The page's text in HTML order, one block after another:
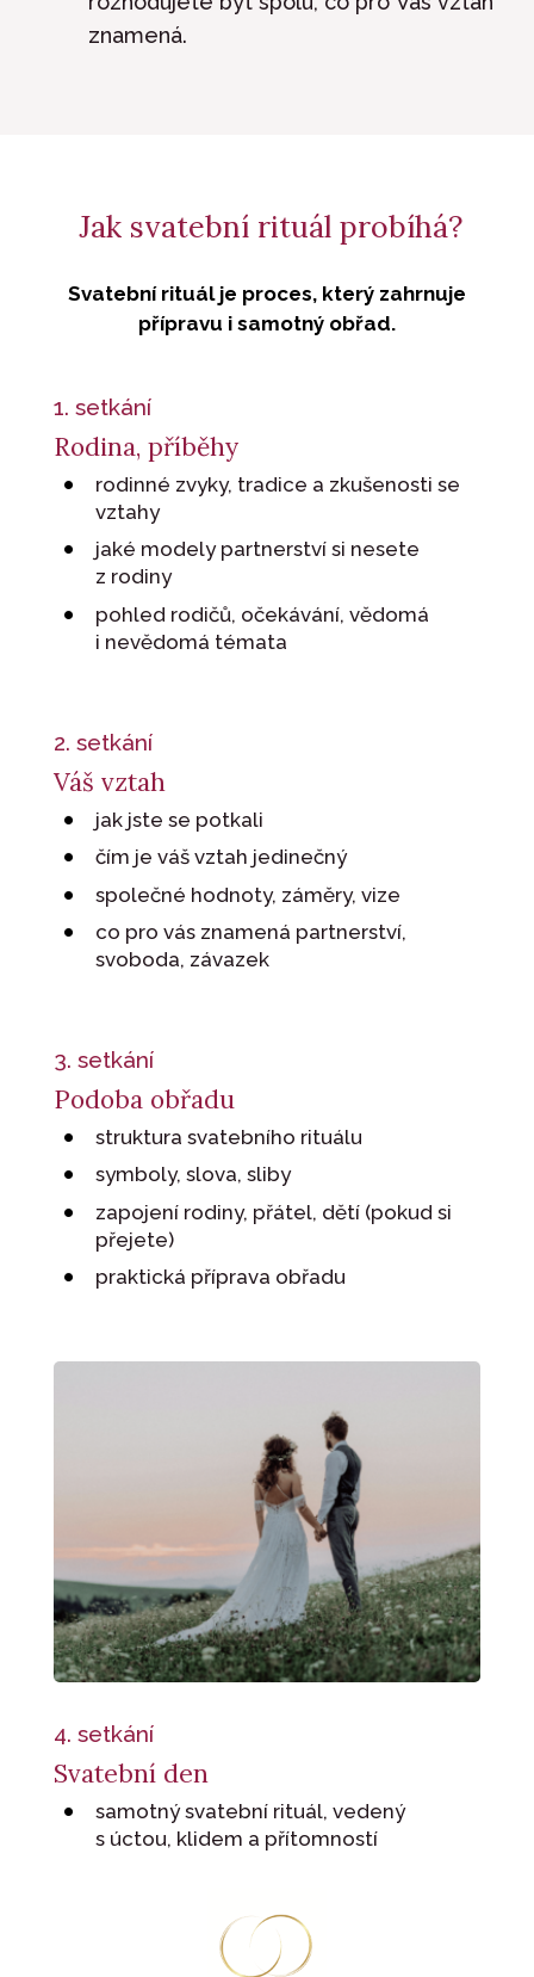
znamená.
Jak svatební rituál probíhá?
Svatební rituál je proces, který zahrnuje
přípravu i samotný obřad.
1. setkání
Rodina, příběhy
rodinné zvyky, tradice a zkušenosti se
vztahy
jaké modely partnerství si nesete
z rodiny
pohled rodičů, očekávání, vědomá
i nevědomá témata
2. setkání
Váš vztah
jak jste se potkali
čím je váš vztah jedinečný
společné hodnoty, záměry, vize
co pro vás znamená partnerství,
svoboda, závazek
3. setkání
Podoba obřadu
struktura svatebního rituálu
symboly, slova, sliby
zapojení rodiny, přátel, dětí (pokud si
přejete)
praktická příprava obřadu
4. setkání
Svatební den
samotný svatební rituál, vedený
s úctou, klidem a přítomností